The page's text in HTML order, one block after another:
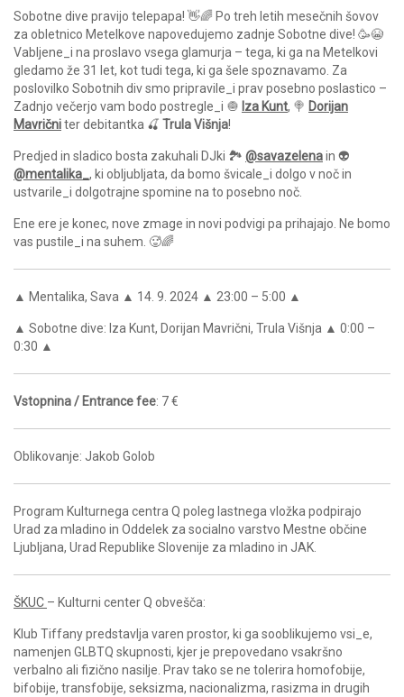
Sobotne dive pravijo telepapa! 👋🌈 Po treh letih mesečnih šovov
za obletnico Metelkove napovedujemo zadnje Sobotne dive! 🥳😭
Vabljene_i na proslavo vsega glamurja – tega, ki ga na Metelkovi
gledamo že 31 let, kot tudi tega, ki ga šele spoznavamo. Za
poslovilko Sobotnih div smo pripravile_i prav posebno poslastico –
Zadnjo večerjo vam bodo postregle_i 🧅 Iza Kunt, 🍭 Dorijan
Mavričniter debitantka 🍒 Trula Višnja!
Predjed in sladico bosta zakuhali DJki 🏞 @savazelenain 👽
@mentalika_ , ki obljubljata, da bomo švicale_i dolgo v noč in
ustvarile_i dolgotrajne spomine na to posebno noč.
Ene ere je konec, nove zmage in novi podvigi pa prihajajo. Ne bomo
vas pustile_i na suhem. 🥵🌈
▲ Mentalika, Sava ▲ 14. 9. 2024 ▲ 23:00 – 5:00 ▲
▲ Sobotne dive: Iza Kunt, Dorijan Mavrični, Trula Višnja ▲ 0:00 –
0:30 ▲
Vstopnina / Entrance fee: 7 €
Oblikovanje: Jakob Golob
Program Kulturnega centra Q poleg lastnega vložka podpirajo
Urad za mladino in Oddelek za socialno varstvo Mestne občine
Ljubljana, Urad Republike Slovenije za mladino in JAK.
ŠKUC – Kulturni center Q obvešča:
Klub Tiffany predstavlja varen prostor, ki ga sooblikujemo vsi_e,
namenjen GLBTQ skupnosti, kjer je prepovedano vsakršno
verbalno ali fizično nasilje. Prav tako se ne tolerira homofobije,
bifobije, transfobije, seksizma, nacionalizma, rasizma in drugih